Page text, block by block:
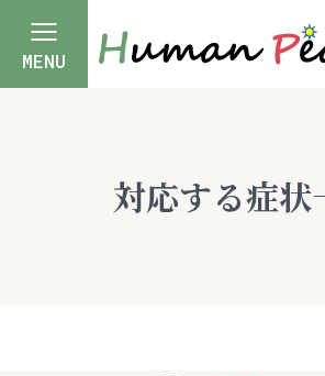
MENU
対応する症状